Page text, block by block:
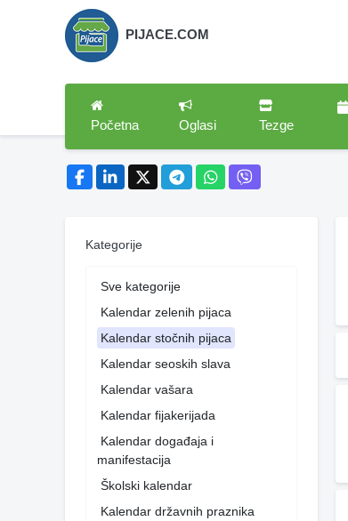
PIJACE.COM
Početna Oglasi Tezge
Kategorije
Sve kategorije
Kalendar zelenih pijaca
Kalendar stočnih pijaca
Kalendar seoskih slava
Kalendar vašara
Kalendar fijakerijada
Kalendar događaja i
manifestacija
Školski kalendar
Kalendar državnih praznika